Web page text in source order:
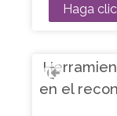
Haga
en el